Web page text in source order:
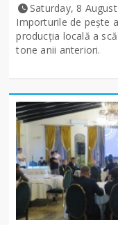
Saturday, 8
Importurile de peşte
producţia locală a
tone anii anteriori.